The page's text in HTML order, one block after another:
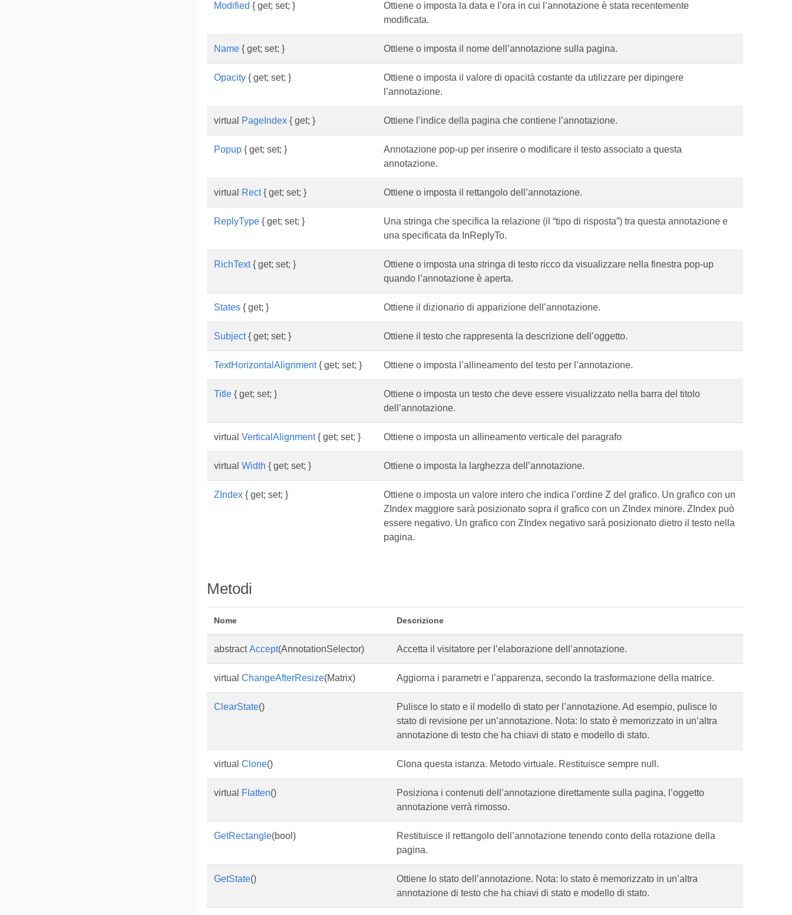
Modified { get; set; }
Ottiene o imposta la data e l’ora in cui l’annotazione è stata recentemente
modificata.
Name { get; set; } Ottiene o imposta il nome dell’annotazione sulla pagina.
Opacity { get; set; }
Ottiene o imposta il valore di opacità costante da utilizzare per dipingere
l’annotazione.
virtual PageIndex { get; } Ottiene l’indice della pagina che contiene l’annotazione.
Popup { get; set; }
Annotazione pop-up per inserire o modificare il testo associato a questa
annotazione.
virtual Rect{ get; set; } Ottiene o imposta il rettangolo dell’annotazione.
ReplyType { get; set; }
Una stringa che specifica la relazione (il “tipo di risposta”) tra questa annotazione e
una specificata da InReplyTo.
RichText{ get; set; }
Ottiene o imposta una stringa di testo ricco da visualizzare nella finestra pop-up
quando l’annotazione è aperta.
States { get; } Ottiene il dizionario di apparizione dell’annotazione.
Subject{ get; set; } Ottiene il testo che rappresenta la descrizione dell’oggetto.
TextHorizontalAlignment{ get; set; } Ottiene o imposta l’allineamento del testo per l’annotazione.
Title { get; set; }
Ottiene o imposta un testo che deve essere visualizzato nella barra del titolo
dell’annotazione.
virtual VerticalAlignment{ get; set; } Ottiene o imposta un allineamento verticale del paragrafo
virtual Width { get; set; } Ottiene o imposta la larghezza dell’annotazione.
ZIndex { get; set; }
Ottiene o imposta un valore intero che indica l’ordine Z del grafico. Un grafico con un
ZIndex maggiore sarà posizionato sopra il grafico con un ZIndex minore. ZIndex può
essere negativo. Un grafico con ZIndex negativo sarà posizionato dietro il testo nella
pagina.
Metodi
Nome Descrizione
abstractAccept(AnnotationSelector) Accetta il visitatore per l’elaborazione dell’annotazione.
virtual ChangeAfterResize(Matrix) Aggiorna i parametri e l’apparenza, secondo la trasformazione della matrice.
ClearState()
Pulisce lo stato e il modello di stato per l’annotazione. Ad esempio, pulisce lo
stato di revisione per un’annotazione. Nota: lo stato è memorizzato in un’altra
annotazione di testo che ha chiavi di stato e modello di stato.
virtual Clone() Clona questa istanza. Metodo virtuale. Restituisce sempre null.
virtual Flatten()
Posiziona i contenuti dell’annotazione direttamente sulla pagina, l’oggetto
annotazione verrà rimosso.
GetRectangle(bool)
Restituisce il rettangolo dell’annotazione tenendo conto della rotazione della
pagina.
GetState()
Ottiene lo stato dell’annotazione. Nota: lo stato è memorizzato in un’altra
annotazione di testo che ha chiavi di stato e modello di stato.